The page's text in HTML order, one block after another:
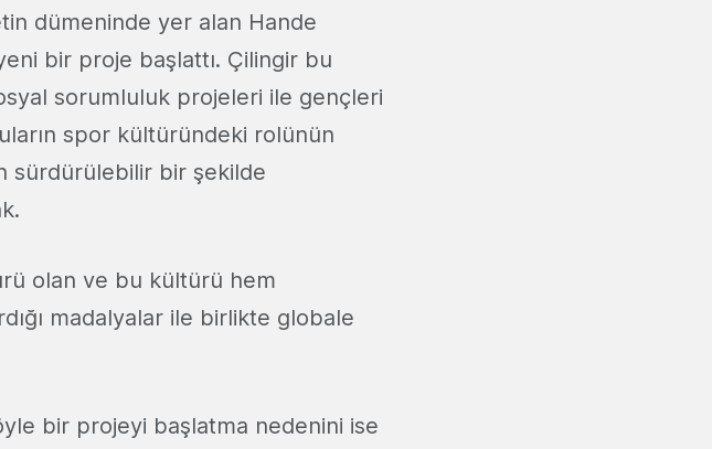
dümeninde yer alan Hande
bir proje başlattı. Çilingir bu
sorumluluk projeleri ile gençleri
spor kültüründeki rolünün
sürdürülebilir bir şekilde
olan ve bu kültürü hem
madalyalar ile birlikte globale
bir projeyi başlatma nedenini ise